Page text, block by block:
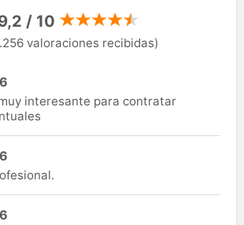
/ 10
valoraciones recibidas)
interesante para contratar